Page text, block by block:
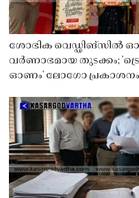
ശോഭിക
വർണാഭമായ തുടക്കം;
ഓണം' ലോഗോ പ്രകാശനം